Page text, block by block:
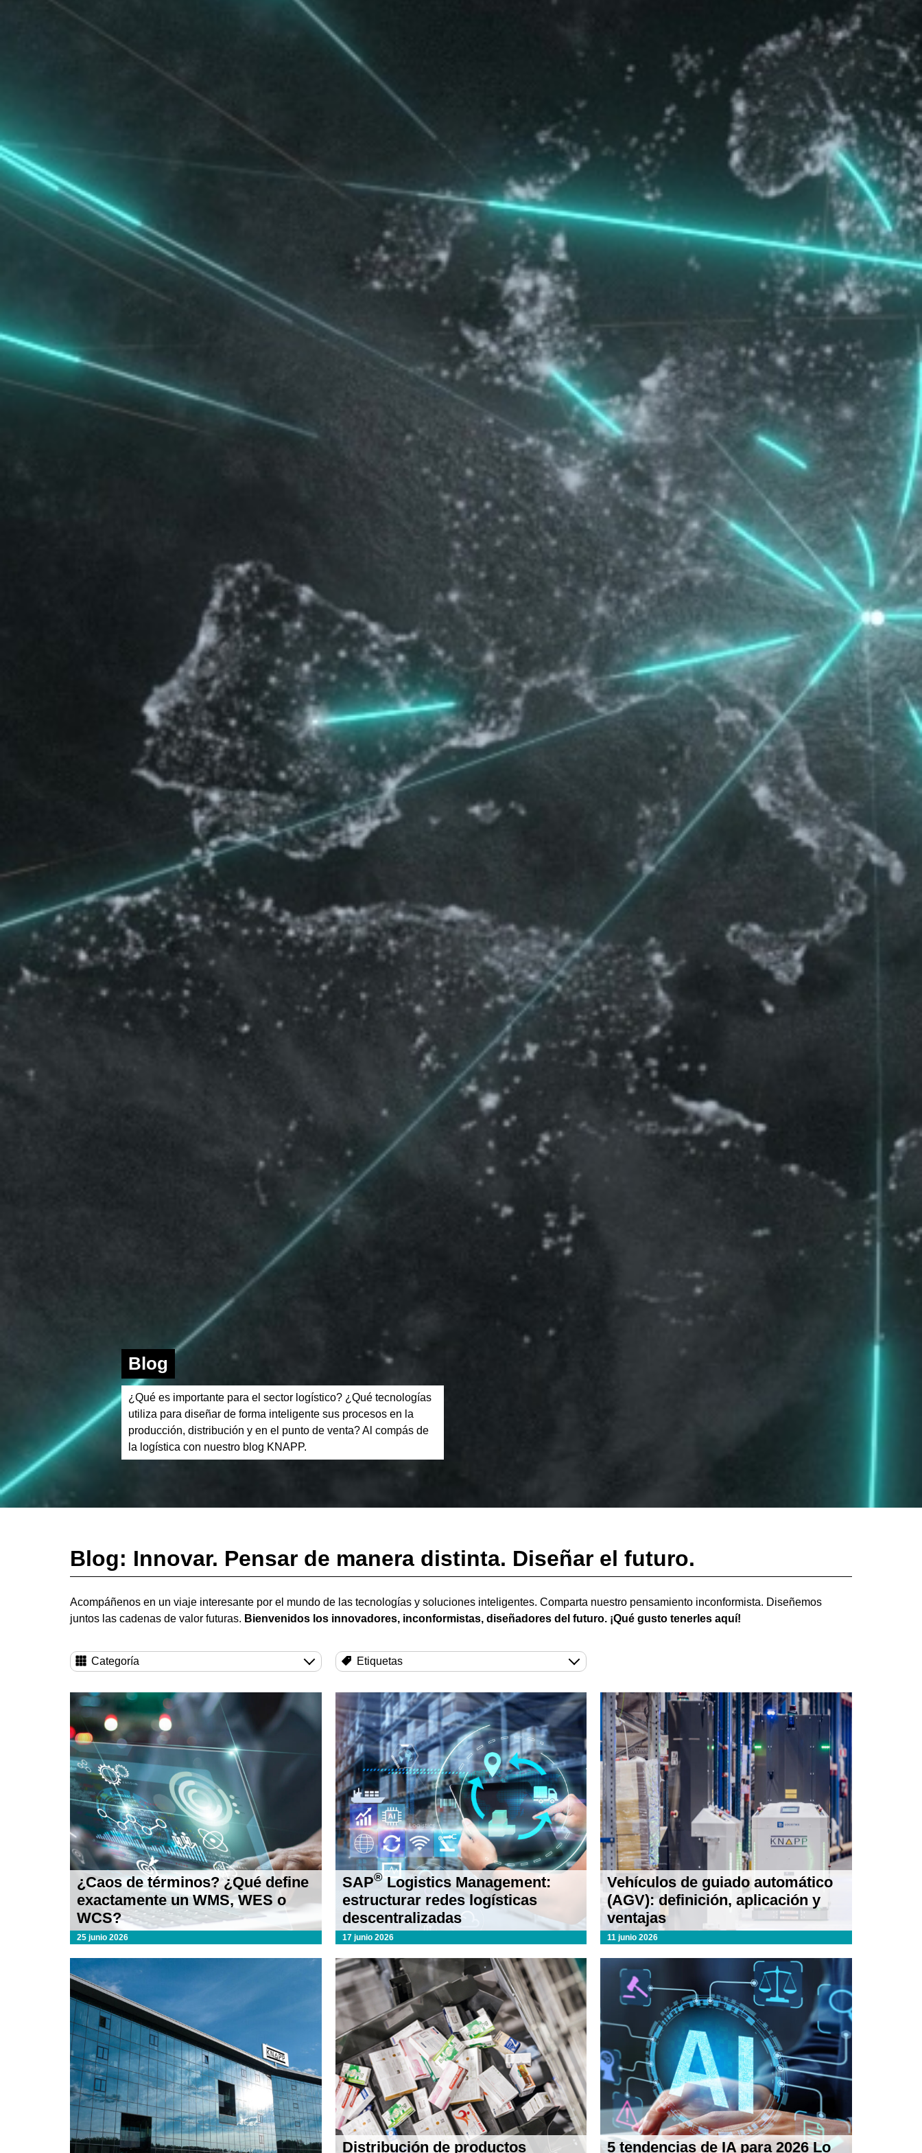
Blog
¿Qué es importante para el sector logístico? ¿Qué tecnologías
utiliza para diseñar de forma inteligente sus procesos en la
producción, distribución y en el punto de venta? Al compás de
la logística con nuestro blog KNAPP.
Blog: Innovar. Pensar de manera distinta. Diseñar el futuro.
Acompáñenos en un viaje interesante por el mundo de las tecnologías y soluciones inteligentes. Comparta nuestro pensamiento inconformista. Diseñemos
juntos las cadenas de valor futuras. Bienvenidos los innovadores, inconformistas, diseñadores del futuro. ¡Qué gusto tenerles aquí!
¿Caos de términos? ¿Qué define
exactamente un WMS, WES o
WCS?
25 junio 2026
SAP®Logistics Management:
estructurar redes logísticas
descentralizadas
17 junio 2026
Vehículos de guiado automático
(AGV): definición, aplicación y
ventajas
11 junio 2026
Distribución de productos 5 tendencias de IA para 2026 Lo